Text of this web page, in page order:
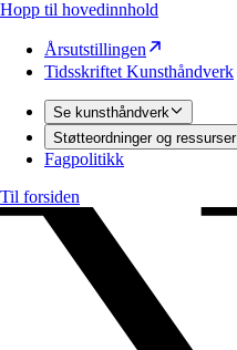
Hopp til hovedinnhold
Årsutstillingen
Tidsskriftet Kunsthåndverk
Se kunsthåndverk
Støtteordninger og ressurser
Fagpolitikk
Til forsiden